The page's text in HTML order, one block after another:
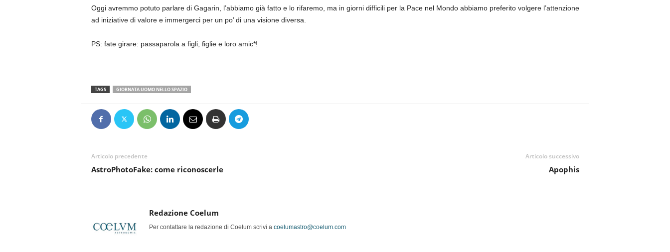
Oggi avremmo potuto parlare di Gagarin, l’abbiamo già fatto e lo rifaremo, ma in giorni difficili per la Pace nel Mondo abbiamo preferito volgere l’attenzione
ad iniziative di valore e immergerci per un po’ di una visione diversa.
PS: fate girare: passaparola a figli, figlie e loro amic*!
TAGS GIORNATA UOMO NELLO SPAZIO
Articolo precedente
AstroPhotoFake: come riconoscerle
Articolo successivo
Apophis
Redazione Coelum
Per contattare la redazione di Coelum scrivi a coelumastro@coelum.com